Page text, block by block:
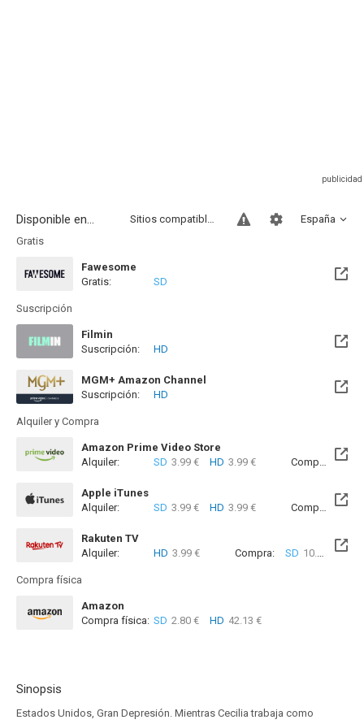
Disponible en... España
Sitios compatibles
Gratis
Fawesome
Gratis:
SD
Suscripción
Filmin
Próximamente. A partir del Vie, 30 Oct 2026 (En 2 meses)
Suscripción: HD
MGM+ Amazon Channel
Suscripción:
HD
Alquiler y Compra
Amazon Prime Video Store
Alquiler:
SD 3.99 € HD 3.99 € Compra: SD
Apple iTunes
Alquiler:
SD 3.99 € HD 3.99 € Compra: SD
Rakuten TV
Alquiler:
HD 3.99 € Compra: SD 10.99 € HD
Compra física
Amazon
Compra física: SD 2.80 € HD 42.13 €
Sinopsis
Estados Unidos, Gran Depresión. Mientras Cecilia trabaja como